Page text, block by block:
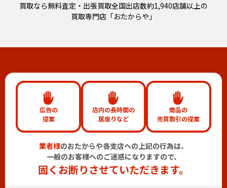
買取なら無料査定・出張買取全国出店数約1,940店舗以上の
買取専門店「おたからや」
広告の
提案
店内の長時間の
居座りなど
商品の
売買取引の提案
業者様のおたからや各支店への上記の行為は、
一般のお客様へのご迷惑になりますので、
固くお断りさせていただきます。